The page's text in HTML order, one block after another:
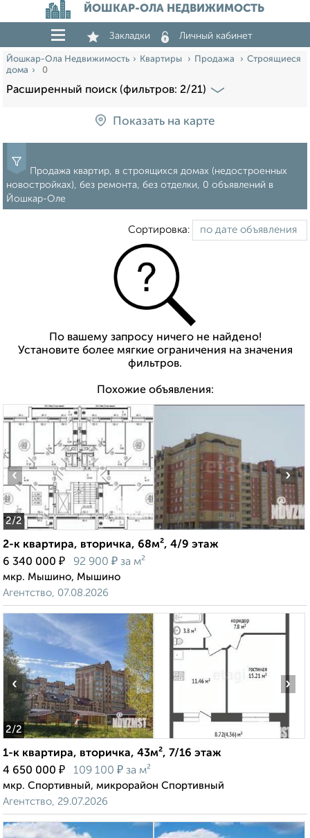
ЙОШКАР-ОЛА НЕДВИЖИМОСТЬ
Закладки Личный кабинет
Йошкар-Ола Недвижимость Квартиры Продажа
Строящиеся
дома
0
Расширенный поиск (фильтров: 2/21)
Показать на карте
Продажа квартир, в строящихся домах (недостроенных
новостройках), без ремонта, без отделки, 0 объявлений в
Йошкар-Оле
Сортировка:
По вашему запросу ничего не найдено!
Установите более мягкие ограничения на значения
фильтров.
Похожие объявления:
2/2
‹ ›
2-к квартира, вторичка, 68м², 4/9 этаж
6 340 000 ₽ 92 900 ₽ за м²
мкр. Мышино, Мышино
Агентство, 07.08.2026
2/2
‹ ›
1-к квартира, вторичка, 43м², 7/16 этаж
4 650 000 ₽ 109 100 ₽ за м²
мкр. Спортивный, микрорайон Спортивный
Агентство, 29.07.2026